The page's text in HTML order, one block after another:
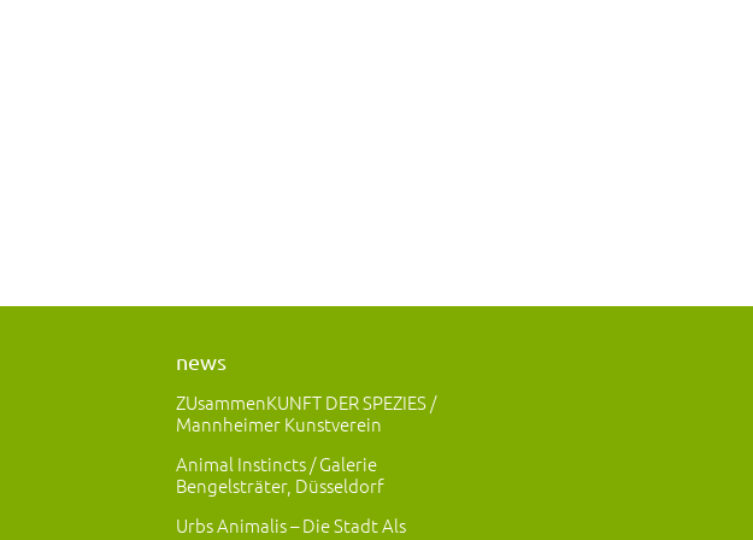
news
ZUsammenKUNFT DER SPEZIES /
Mannheimer Kunstverein
Animal Instincts / Galerie
Bengelsträter, Düsseldorf
Urbs Animalis – Die Stadt Als